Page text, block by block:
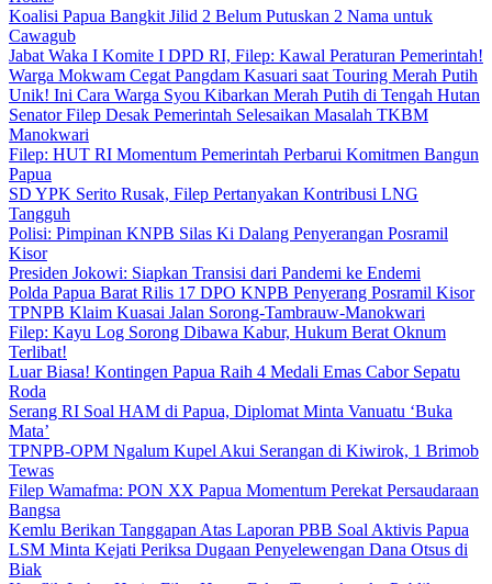
Koalisi Papua Bangkit Jilid 2 Belum Putuskan 2 Nama untuk
Cawagub
Jabat Waka I Komite I DPD RI, Filep: Kawal Peraturan Pemerintah!
Warga Mokwam Cegat Pangdam Kasuari saat Touring Merah Putih
Unik! Ini Cara Warga Syou Kibarkan Merah Putih di Tengah Hutan
Senator Filep Desak Pemerintah Selesaikan Masalah TKBM
Manokwari
Filep: HUT RI Momentum Pemerintah Perbarui Komitmen Bangun
Papua
SD YPK Serito Rusak, Filep Pertanyakan Kontribusi LNG
Tangguh
Polisi: Pimpinan KNPB Silas Ki Dalang Penyerangan Posramil
Kisor
Presiden Jokowi: Siapkan Transisi dari Pandemi ke Endemi
Polda Papua Barat Rilis 17 DPO KNPB Penyerang Posramil Kisor
TPNPB Klaim Kuasai Jalan Sorong-Tambrauw-Manokwari
Filep: Kayu Log Sorong Dibawa Kabur, Hukum Berat Oknum
Terlibat!
Luar Biasa! Kontingen Papua Raih 4 Medali Emas Cabor Sepatu
Roda
Serang RI Soal HAM di Papua, Diplomat Minta Vanuatu ‘Buka
Mata’
TPNPB-OPM Ngalum Kupel Akui Serangan di Kiwirok, 1 Brimob
Tewas
Filep Wamafma: PON XX Papua Momentum Perekat Persaudaraan
Bangsa
Kemlu Berikan Tanggapan Atas Laporan PBB Soal Aktivis Papua
LSM Minta Kejati Periksa Dugaan Penyelewengan Dana Otsus di
Biak